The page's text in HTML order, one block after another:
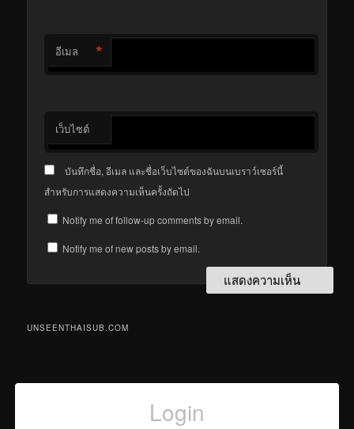
อีเมล *
เว็บไซต์
บันทึกชื่อ, อีเมล และชื่อเว็บไซต์ของฉันบนเบราว์เซอร์นี้
สำหรับการแสดงความเห็นครั้งถัดไป
Notify me of follow-up comments by email.
Notify me of new posts by email.
UNSEENTHAISUB.COM
Login